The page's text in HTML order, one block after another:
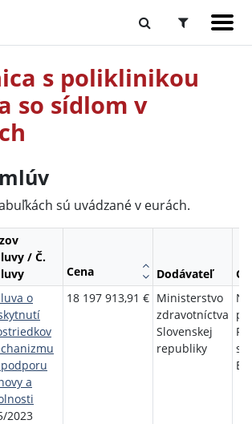
s poliklinikou
so sídlom v
sú uvádzané v eurách.
/ Č.
Cena Dodávateľ
o
a
2023
18 197 913,91 € Ministerstvo
zdravotníctva
Slovenskej
republiky